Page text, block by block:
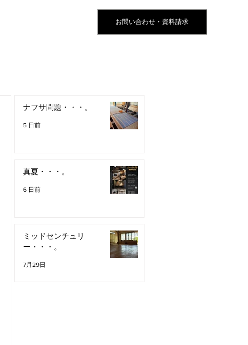
お問い合わせ・資料請求
ナフサ問題・・・。
5 日前
真夏・・・。
6 日前
ミッドセンチュリ
ー・・・。
7月29日